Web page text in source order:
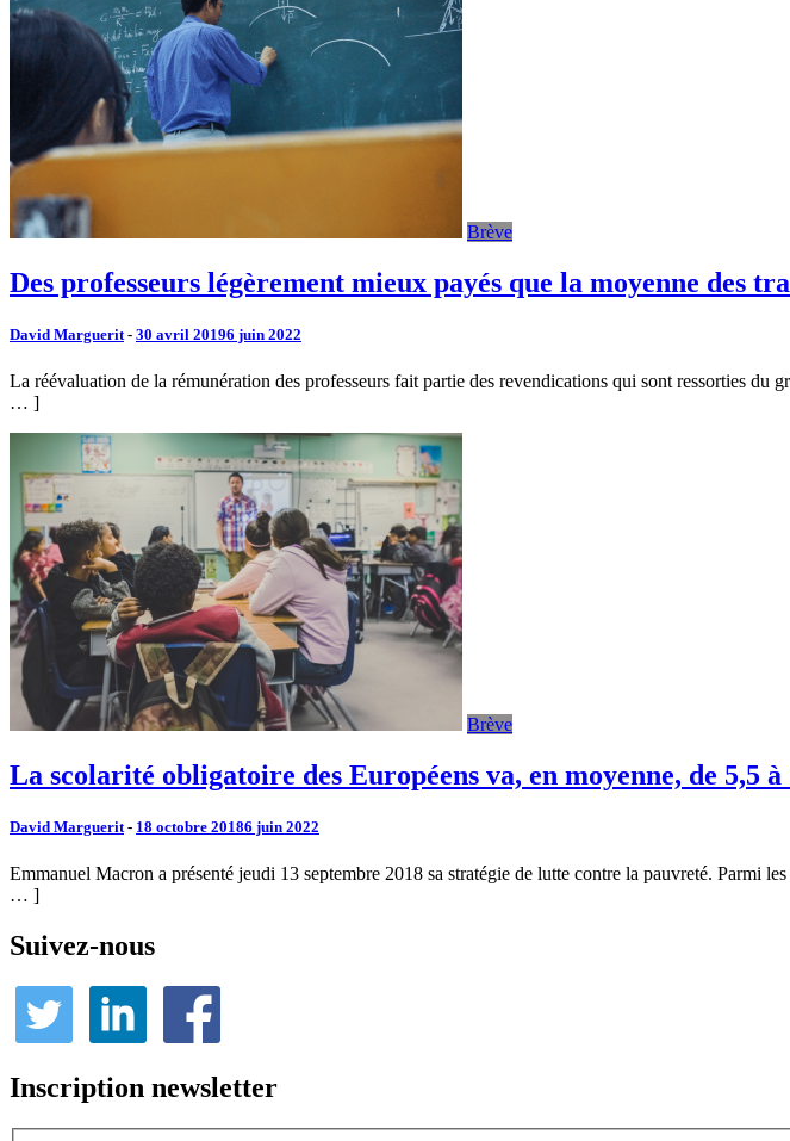
Brève
Des professeurs légèrement mieux payés que la moyenne des
David Marguerit - 30 avril 20196 juin 2022
La réévaluation de la rémunération des professeurs fait partie des revendications qui sont ressorties
… ]
Brève
La scolarité obligatoire des Européens va, en moyenne, de 5,5 à
David Marguerit- 18 octobre 20186 juin 2022
Emmanuel Macron a présenté jeudi 13 septembre 2018 sa stratégie de lutte contre la pauvreté. Parmi
… ]
Suivez-nous
Inscription newsletter